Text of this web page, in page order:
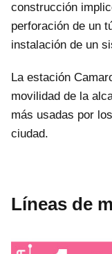
construcción
perforación de un
instalación de un
La estación
movilidad de la
más usadas por
ciudad.
Líneas de